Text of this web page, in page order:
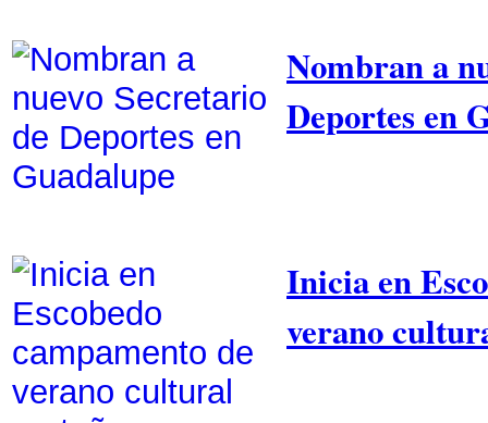
Nombran a
Deportes en
Inicia en
verano